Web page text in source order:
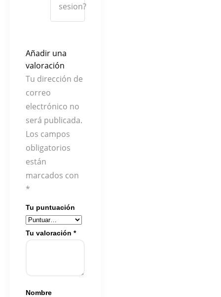
sesion?
Añadir una
valoración
Tu dirección de
correo
electrónico no
será publicada.
Los campos
obligatorios
están
marcados con
*
Tu puntuación
Tu valoración *
Nombre